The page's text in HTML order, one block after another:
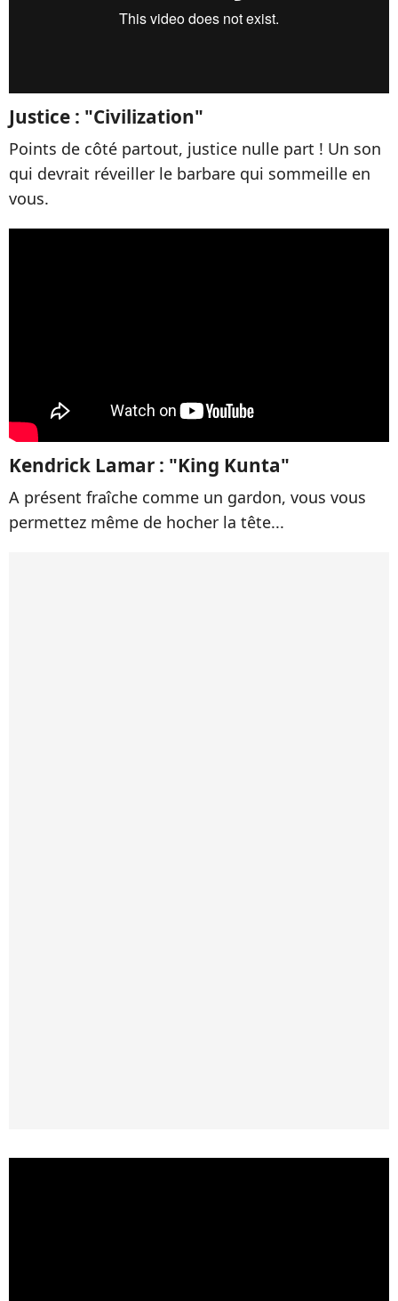
Justice : "Civilization"
Points de côté partout, justice nulle part ! Un son
qui devrait réveiller le barbare qui sommeille en
vous.
Kendrick Lamar : "King Kunta"
A présent fraîche comme un gardon, vous vous
permettez même de hocher la tête...